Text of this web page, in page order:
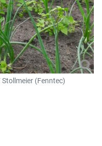
(Fenntec)